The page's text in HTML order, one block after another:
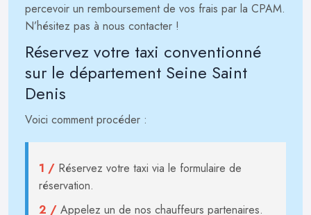
percevoir un remboursement de vos frais par la CPAM.
N’hésitez pas à nous contacter !
Réservez votre taxi conventionné
sur le département Seine Saint
Denis
Voici comment procéder :
1 / Réservez votre taxi via le formulaire de
réservation.
2 / Appelez un de nos chauffeurs partenaires.